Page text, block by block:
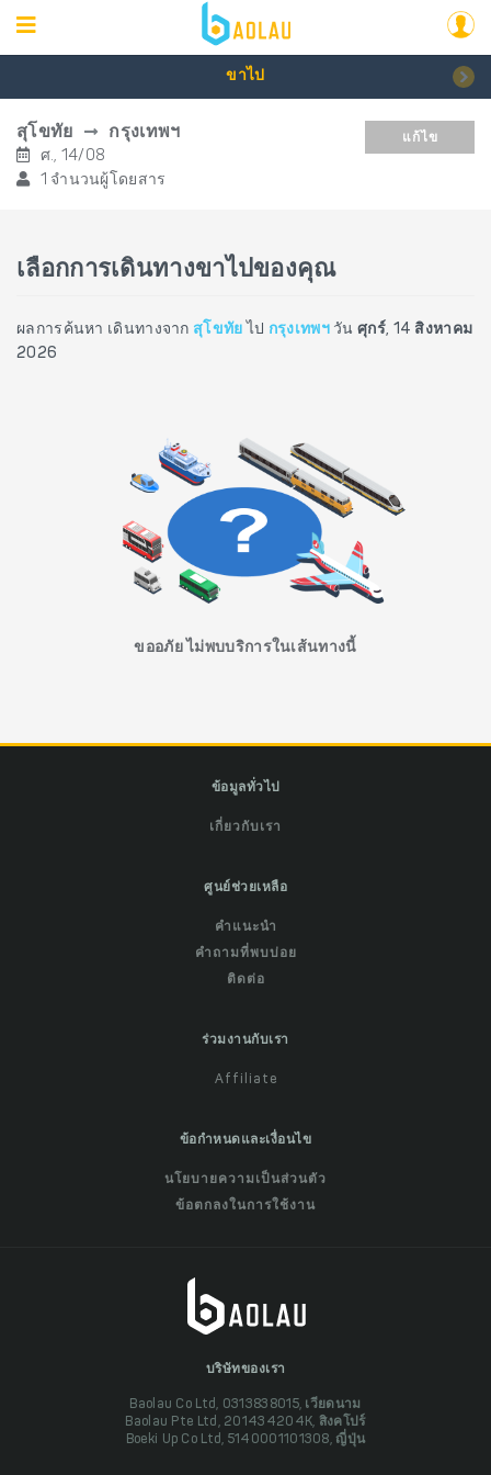
ขาไป
สุโขทัย กรุงเทพฯ
ศ., 14/08
1 จำนวนผู้โดยสาร
แก้ไข
เลือกการเดินทางขาไปของคุณ
ผลการค้นหา เดินทางจาก สุโขทัย ไป กรุงเทพฯวันศุกร์, 14 สิงหาคม
2026
ขออภัย ไม่พบบริการในเส้นทางนี้
ข้อมูลทั่วไป
เกี่ยวกับเรา
ศูนย์ช่วยเหลือ
คำแนะนำ
คำถามที่พบบ่อย
ติดต่อ
ร่วมงานกับเรา
Affiliate
ข้อกำหนดและเงื่อนไข
นโยบายความเป็นส่วนตัว
ข้อตกลงในการใช้งาน
บริษัทของเรา
Baolau Co Ltd, 0313838015, เวียดนาม
Baolau Pte Ltd, 201434204K, สิงคโปร์
Boeki Up Co Ltd, 5140001101308, ญี่ปุ่น